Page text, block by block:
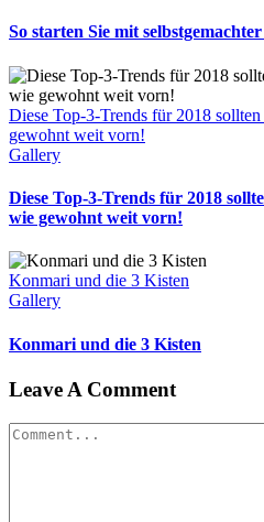
So starten Sie mit
Diese Top-3-Trends für 2018
gewohnt weit vorn!
Gallery
Diese Top-3-Trends für 2018
wie gewohnt weit vorn!
Konmari und die 3 Kisten
Gallery
Konmari und die 3 Kisten
Leave A Comment
Comment